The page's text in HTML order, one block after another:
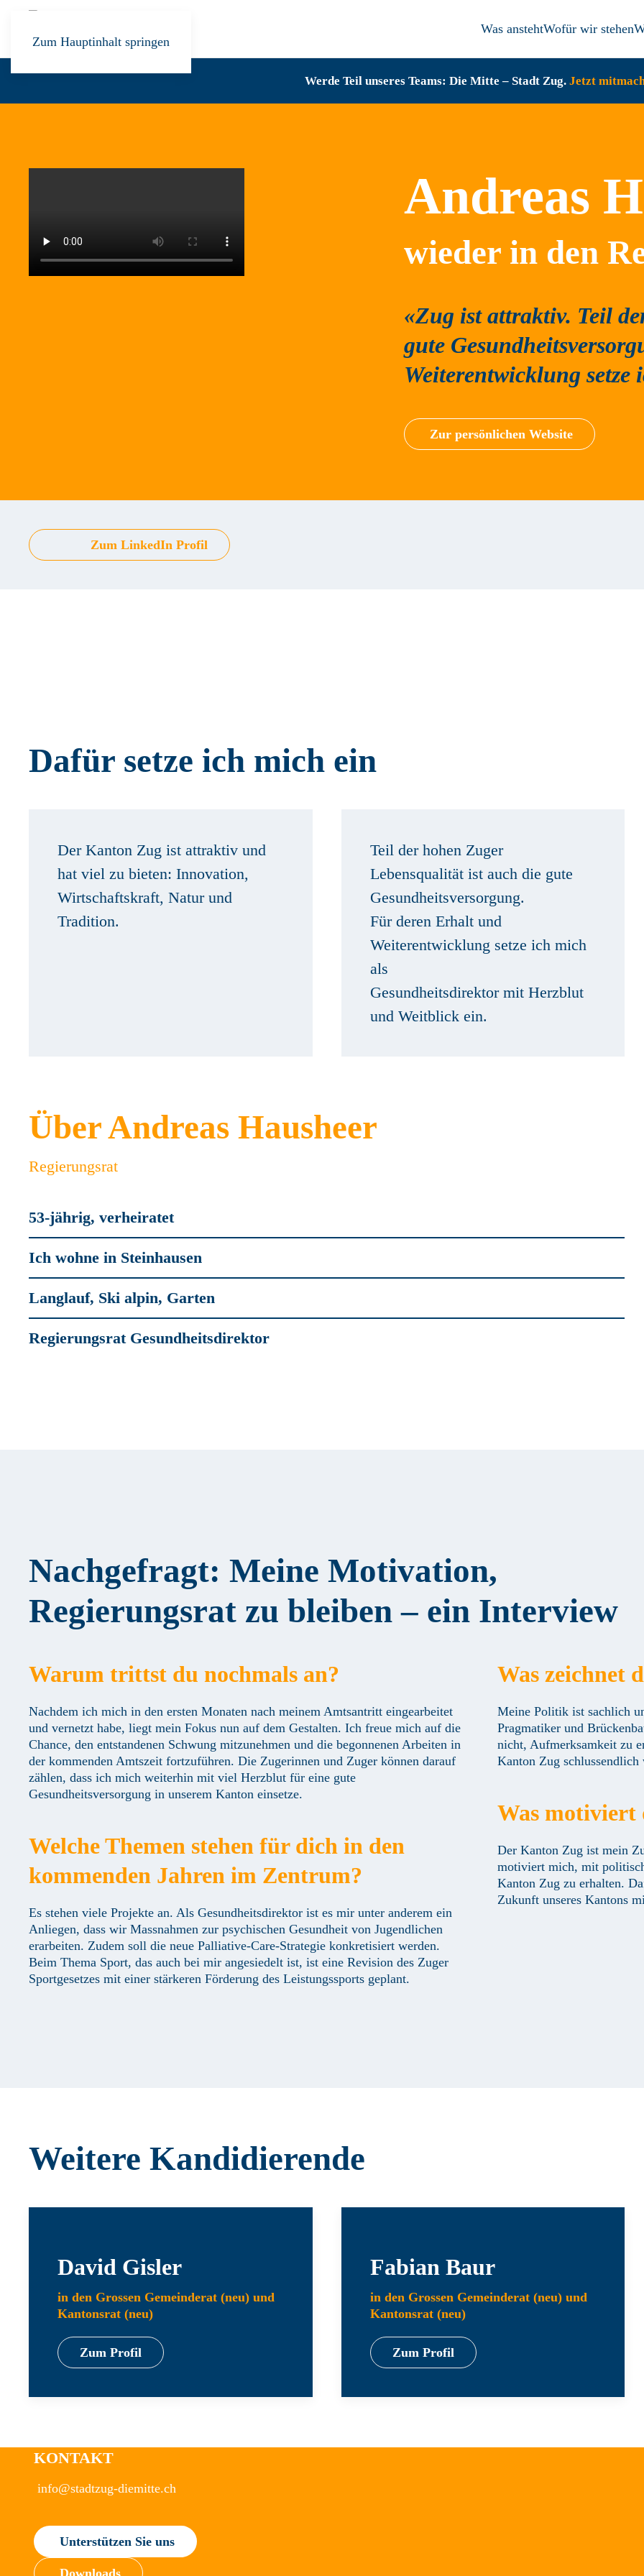
Zum Hauptinhalt springen
Was anstehtWofür wir stehen
Werde Teil unseres Teams: Die Mitte – Stadt Zug. Jetzt
Andreas
wieder in den
«Zug ist attraktiv. Teil
gute
Weiterentwicklung
Zur persönlichen Website
Zum LinkedIn Profil
Dafür setze ich mich ein
Der Kanton Zug ist attraktiv und
hat viel zu bieten: Innovation,
Wirtschaftskraft, Natur und
Tradition.
Teil der hohen Zuger
Lebensqualität ist auch die gute
Gesundheitsversorgung.
Für deren Erhalt und
Weiterentwicklung setze ich mich
als
Gesundheitsdirektor mit Herzblut
und Weitblick ein.
Über Andreas Hausheer
Regierungsrat
53-jährig, verheiratet
Ich wohne in Steinhausen
Langlauf, Ski alpin, Garten
Regierungsrat Gesundheitsdirektor
Nachgefragt: Meine Motivation,
Regierungsrat zu bleiben – ein Interview
Warum trittst du nochmals an?
Nachdem ich mich in den ersten Monaten nach meinem Amtsantritt eingearbeitet
und vernetzt habe, liegt mein Fokus nun auf dem Gestalten. Ich freue mich auf die
Chance, den entstandenen Schwung mitzunehmen und die begonnenen Arbeiten in
der kommenden Amtszeit fortzuführen. Die Zugerinnen und Zuger können darauf
zählen, dass ich mich weiterhin mit viel Herzblut für eine gute
Gesundheitsversorgung in unserem Kanton einsetze.
Welche Themen stehen für dich in den
kommenden Jahren im Zentrum?
Es stehen viele Projekte an. Als Gesundheitsdirektor ist es mir unter anderem ein
Anliegen, dass wir Massnahmen zur psychischen Gesundheit von Jugendlichen
erarbeiten. Zudem soll die neue Palliative-Care-Strategie konkretisiert werden.
Beim Thema Sport, das auch bei mir angesiedelt ist, ist eine Revision des Zuger
Sportgesetzes mit einer stärkeren Förderung des Leistungssports geplant.
Was zeichnet
Meine Politik ist sachlich
Pragmatiker und
nicht, Aufmerksamkeit zu
Kanton Zug schlussendlich
Was motiviert
Der Kanton Zug ist mein
motiviert mich, mit
Kanton Zug zu erhalten.
Zukunft unseres Kantons
Weitere Kandidierende
David Gisler
in den Grossen Gemeinderat (neu) und
Kantonsrat (neu)
Zum Profil
Fabian Baur
in den Grossen Gemeinderat (neu) und
Kantonsrat (neu)
Zum Profil
KONTAKT
info@stadtzug-diemitte.ch
Unterstützen Sie uns
Downloads